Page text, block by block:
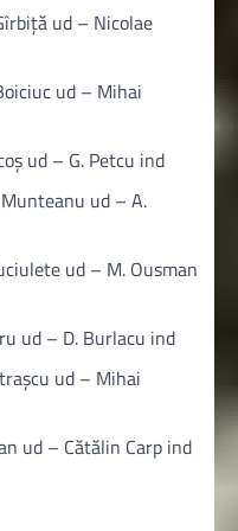
ud – Nicolae
ud – Mihai
ud – G. Petcu ind
ud – A.
ud – M. Ousman
ud – D. Burlacu ind
ud – Mihai
ud – Cătălin Carp ind